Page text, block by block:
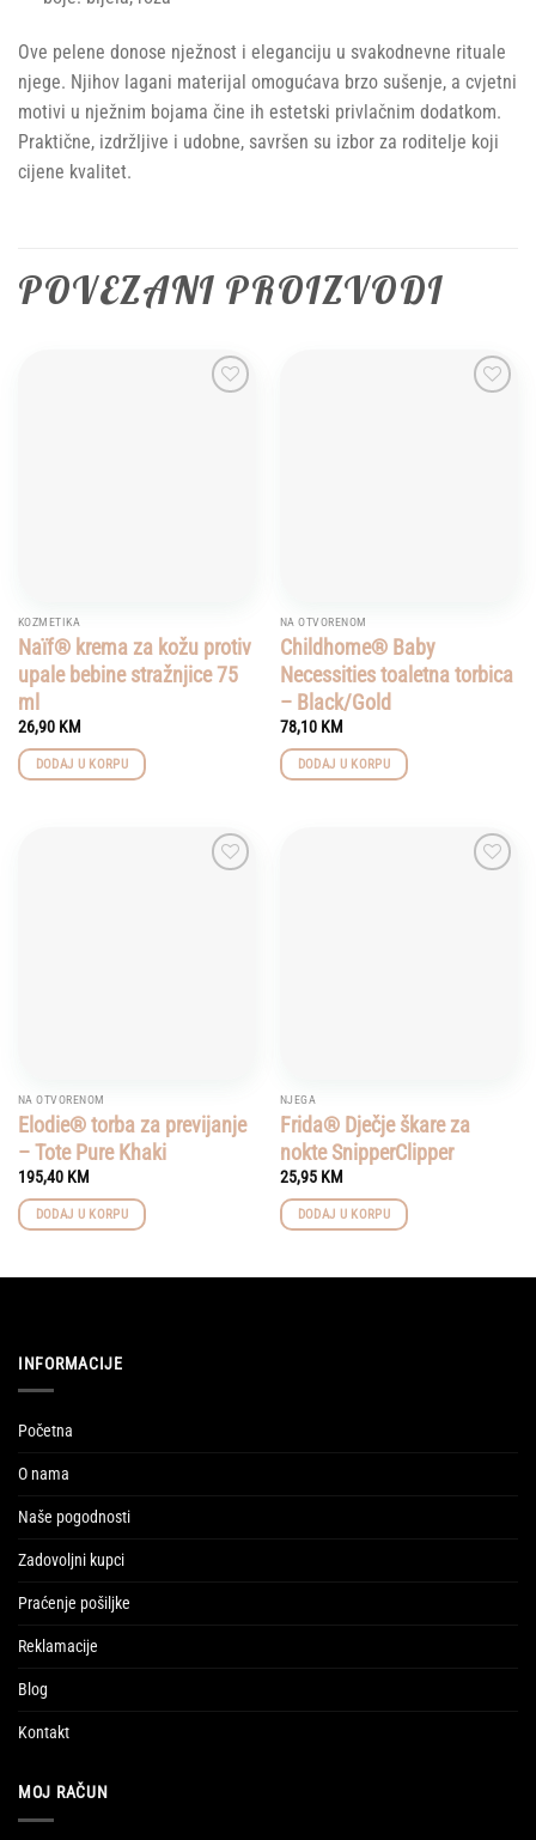
Ove pelene donose nježnost i eleganciju u svakodnevne rituale
njege. Njihov lagani materijal omogućava brzo sušenje, a cvjetni
motivi u nježnim bojama čine ih estetski privlačnim dodatkom.
Praktične, izdržljive i udobne, savršen su izbor za roditelje koji
cijene kvalitet.
POVEZANI PROIZVODI
KOZMETIKA
Naïf® krema za kožu protiv
upale bebine stražnjice 75
ml
26,90 KM
DODAJ U KORPU
NA OTVORENOM
Childhome® Baby
Necessities toaletna torbica
– Black/Gold
78,10 KM
DODAJ U KORPU
NA OTVORENOM
Elodie® torba za previjanje
– Tote Pure Khaki
195,40 KM
DODAJ U KORPU
NJEGA
Frida® Dječje škare za
nokte SnipperClipper
25,95 KM
DODAJ U KORPU
INFORMACIJE
Početna
O nama
Naše pogodnosti
Zadovoljni kupci
Praćenje pošiljke
Reklamacije
Blog
Kontakt
MOJ RAČUN